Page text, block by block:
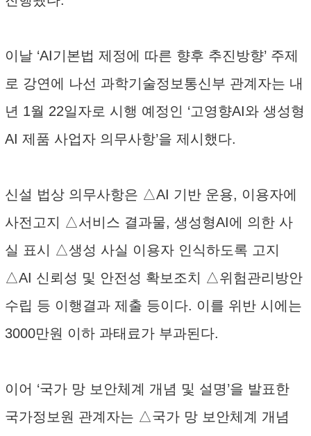
이날 ‘AI기본법 제정에 따른 향후 추진방향’ 주제
로 강연에 나선 과학기술정보통신부 관계자는 내
년 1월 22일자로 시행 예정인 ‘고영향AI와 생성형
AI 제품 사업자 의무사항’을 제시했다.
신설 법상 의무사항은 △AI 기반 운용, 이용자에
사전고지 △서비스 결과물, 생성형AI에 의한 사
실 표시 △생성 사실 이용자 인식하도록 고지
△AI 신뢰성 및 안전성 확보조치 △위험관리방안
수립 등 이행결과 제출 등이다. 이를 위반 시에는
3000만원 이하 과태료가 부과된다.
이어 ‘국가 망 보안체계 개념 및 설명’을 발표한
국가정보원 관계자는 △국가 망 보안체계 개념